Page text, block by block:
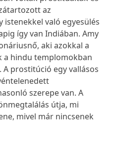
az
istenekkel való egyesülés
így van Indiában. Amy
aki azokkal a
a hindu templomokban
prostitúció egy vallásos
szerepe van. A
útja, mi
mivel már nincsenek